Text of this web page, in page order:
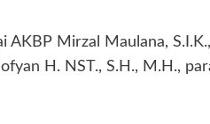
Mirzal Maulana,
H. NST., S.H., M.H.,